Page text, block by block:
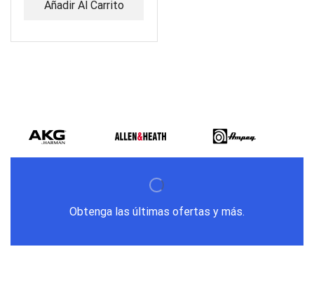
Añadir Al Carrito
Obtenga las últimas ofertas y más.